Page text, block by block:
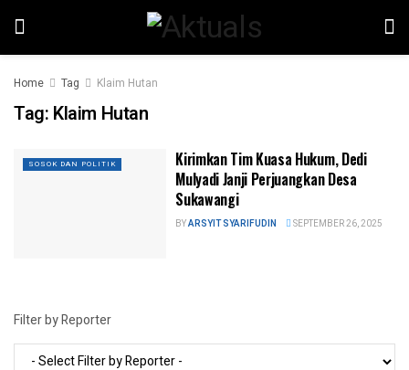
Home Tag Klaim Hutan
Tag: Klaim Hutan
SOSOK DAN POLITIK
Kirimkan Tim Kuasa Hukum, Dedi
Mulyadi Janji Perjuangkan Desa
Sukawangi
BYARSYIT SYARIFUDIN SEPTEMBER 26, 2025
Filter by Reporter